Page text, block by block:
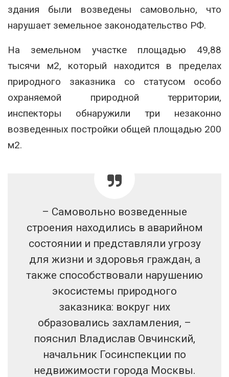
здания были возведены самовольно, что
нарушает земельное законодательство РФ.
На земельном участке площадью 49,88
тысячи м2, который находится в пределах
природного заказника со статусом особо
охраняемой природной территории,
инспекторы обнаружили три незаконно
возведенных постройки общей площадью 200
м2.
– Самовольно возведенные
строения находились в аварийном
состоянии и представляли угрозу
для жизни и здоровья граждан, а
также способствовали нарушению
экосистемы природного
заказника: вокруг них
образовались захламления, –
пояснил Владислав Овчинский,
начальник Госинспекции по
недвижимости города Москвы.